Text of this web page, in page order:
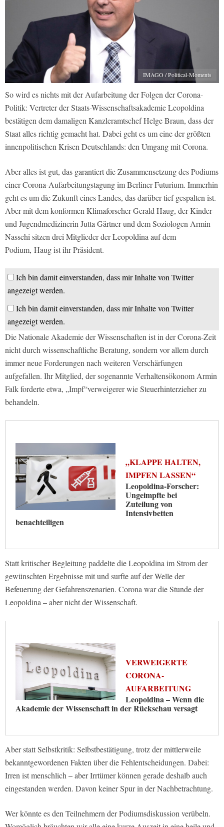
IMAGO / Political-Moments
So wird es nichts mit der Aufarbeitung der Folgen der Corona-
Politik: Vertreter der Staats-Wissenschaftsakademie Leopoldina
bestätigen dem damaligen Kanzleramtschef Helge Braun, dass der
Staat alles richtig gemacht hat. Dabei geht es um eine der größten
innenpolitischen Krisen Deutschlands: den Umgang mit Corona.
Aber alles ist gut, das garantiert die Zusammensetzung des Podiums
einer Corona-Aufarbeitungstagung im Berliner Futurium. Immerhin
geht es um die Zukunft eines Landes, das darüber tief gespalten ist.
Aber mit dem konformen Klimaforscher Gerald Haug, der Kinder-
und Jugendmedizinerin Jutta Gärtner und dem Soziologen Armin
Nassehi sitzen drei Mitglieder der Leopoldina auf dem
Podium, Haug ist ihr Präsident.
Ich bin damit einverstanden, dass mir Inhalte von Twitter
angezeigt werden.
Ich bin damit einverstanden, dass mir Inhalte von Twitter
angezeigt werden.
Die Nationale Akademie der Wissenschaften ist in der Corona-Zeit
nicht durch wissenschaftliche Beratung, sondern vor allem durch
immer neue Forderungen nach weiteren Verschärfungen
aufgefallen. Ihr Mitglied, der sogenannte Verhaltensökonom Armin
Falk forderte etwa, „Impf“verweigerer wie Steuerhinterzieher zu
behandeln.
„KLAPPE HALTEN,
IMPFEN LASSEN“
Leopoldina-Forscher:
Ungeimpfte bei
Zuteilung von
Intensivbetten
benachteiligen
Statt kritischer Begleitung paddelte die Leopoldina im Strom der
gewünschten Ergebnisse mit und surfte auf der Welle der
Befeuerung der Gefahrenszenarien. Corona war die Stunde der
Leopoldina – aber nicht der Wissenschaft.
VERWEIGERTE
CORONA-
AUFARBEITUNG
Leopoldina – Wenn die
Akademie der Wissenschaft in der Rückschau versagt
Aber statt Selbstkritik: Selbstbestätigung, trotz der mittlerweile
bekanntgewordenen Fakten über die Fehlentscheidungen. Dabei:
Irren ist menschlich – aber Irrtümer können gerade deshalb auch
eingestanden werden. Davon keiner Spur in der Nachbetrachtung.
Wer könnte es den Teilnehmern der Podiumsdiskussion verübeln.